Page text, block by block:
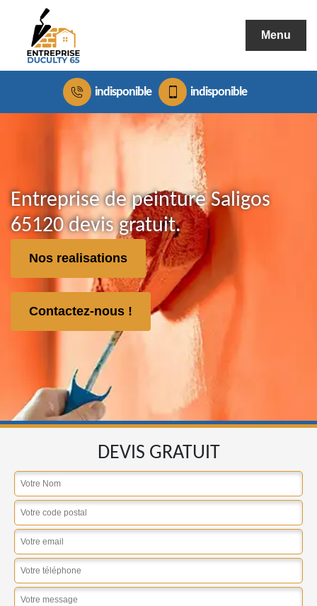
Menu
indisponible indisponible
Entreprise de peinture Saligos
65120 devis gratuit.
Nos realisations
Contactez-nous !
DEVIS GRATUIT